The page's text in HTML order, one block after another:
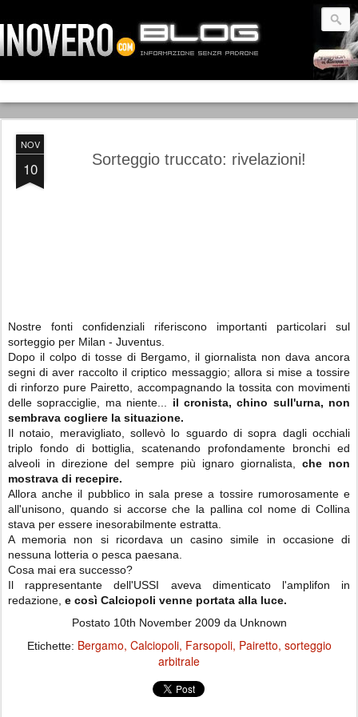
NOV
10 Sorteggio truccato: rivelazioni!
Nostre fonti confidenziali riferiscono importanti particolari sul
sorteggio per Milan - Juventus.
Dopo il colpo di tosse di Bergamo, il giornalista non dava ancora
segni di aver raccolto il criptico messaggio; allora si mise a tossire
di rinforzo pure Pairetto, accompagnando la tossita con movimenti
delle sopracciglie, ma niente... il cronista, chino sull'urna, non
sembrava cogliere la situazione.
Il notaio, meravigliato, sollevò lo sguardo di sopra dagli occhiali
triplo fondo di bottiglia, scatenando profondamente bronchi ed
alveoli in direzione del sempre più ignaro giornalista, che non
mostrava di recepire.
Allora anche il pubblico in sala prese a tossire rumorosamente e
all'unisono, quando si accorse che la pallina col nome di Collina
stava per essere inesorabilmente estratta.
A memoria non si ricordava un casino simile in occasione di
nessuna lotteria o pesca paesana.
Cosa mai era successo?
Il rappresentante dell'USSI aveva dimenticato l'amplifon in
redazione, e così Calciopoli venne portata alla luce.
Postato 10th November 2009da Unknown
Etichette: Bergamo Calciopoli Farsopoli Pairetto sorteggio
arbitrale